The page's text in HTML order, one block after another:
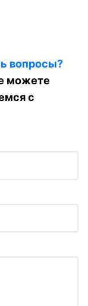
вопросы?
можете
с